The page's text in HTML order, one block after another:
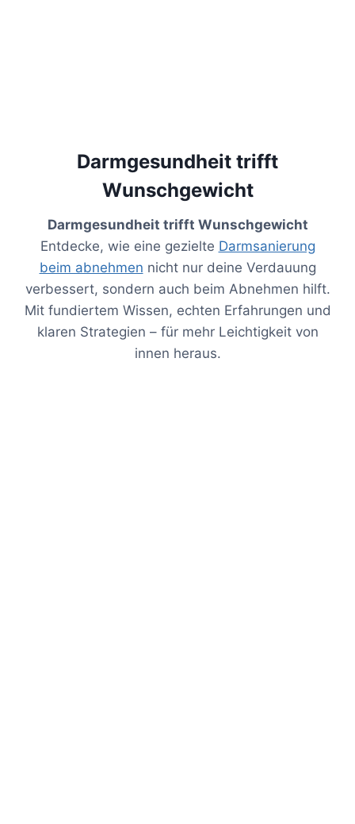
Darmgesundheit trifft
Wunschgewicht
Darmgesundheit trifft Wunschgewicht
Entdecke, wie eine gezielte Darmsanierung
beim abnehmen nicht nur deine Verdauung
verbessert, sondern auch beim Abnehmen hilft.
Mit fundiertem Wissen, echten Erfahrungen und
klaren Strategien – für mehr Leichtigkeit von
innen heraus.